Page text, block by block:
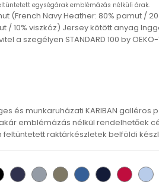
egységárak emblémázás nélküli árak.
(French Navy Heather: 80% pamut /
/ 10% viszkóz) Jersey kötött anyag
a szegélyen STANDARD 100 by
és munkaruházati KARIBAN
emblémázás nélkül rendelhetőek
raktárkészletek belföldi